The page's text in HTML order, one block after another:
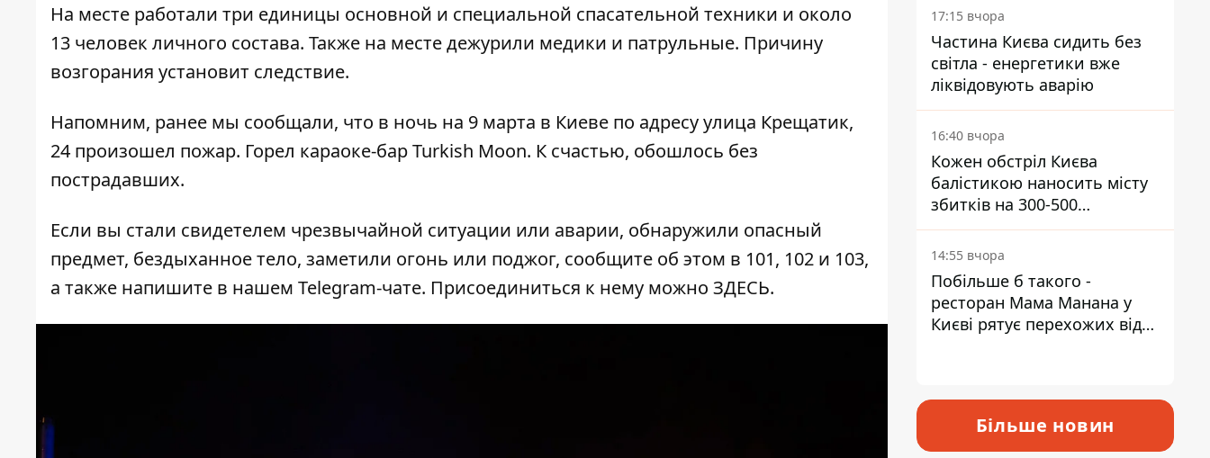
На месте работали три единицы основной и специальной спасательной техники и около
13 человек личного состава. Также на месте дежурили медики и патрульные. Причину
возгорания установит следствие.
Напомним, ранее мы сообщали, что в ночь на 9 марта в Киеве по адресу улица Крещатик,
24 произошел пожар. Горел караоке-бар Turkish Moon. К счастью, обошлось без
пострадавших.
Если вы стали свидетелем чрезвычайной ситуации или аварии, обнаружили опасный
предмет, бездыханное тело, заметили огонь или поджог, сообщите об этом в 101, 102 и 103,
а также напишите в нашем Telegram-чате. Присоединиться к нему можно ЗДЕСЬ.
17:15 вчора
Частина Києва сидить без
світла - енергетики вже
ліквідовують аварію
16:40 вчора
Кожен обстріл Києва
балістикою наносить місту
збитків на 300-500
мільйонів - Петро
Пантелеєв
14:55 вчора
Побільше б такого -
ресторан Мама Манана у
Києві рятує перехожих від
Більше новин